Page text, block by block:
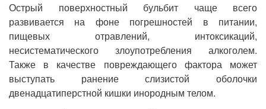
Острый поверхностный бульбит чаще всего
развивается на фоне погрешностей в питании,
пищевых отравлений, интоксикаций,
несистематического злоупотребления алкоголем.
Также в качестве повреждающего фактора может
выступать ранение слизистой оболочки
двенадцатиперстной кишки инородным телом.